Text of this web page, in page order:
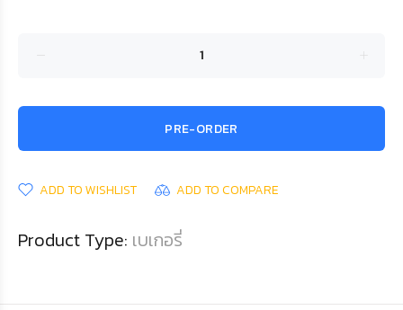
PRE-ORDER
ADD TO WISHLIST ADD TO COMPARE
Product Type: เบเกอรี่